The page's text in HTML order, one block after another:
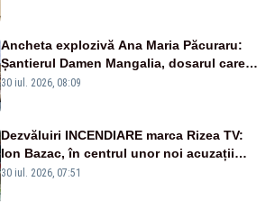
Ancheta explozivă Ana Maria Păcuraru:
Șantierul Damen Mangalia, dosarul care
scufundă apărarea României
30 iul. 2026, 08:09
Dezvăluiri INCENDIARE marca Rizea TV:
Ion Bazac, în centrul unor noi acuzații
publice
30 iul. 2026, 07:51